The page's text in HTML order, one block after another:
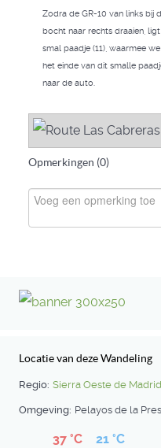
Zodra de GR-10 van links bij
bocht naar rechts draaien,
smal paadje (11), waarmee
het einde van dit smalle
naar de auto.
Opmerkingen (0)
Locatie van deze Wandeling
Regio: Sierra Oeste de Madrid
Omgeving: Pelayos de la
37 °C 21 °C